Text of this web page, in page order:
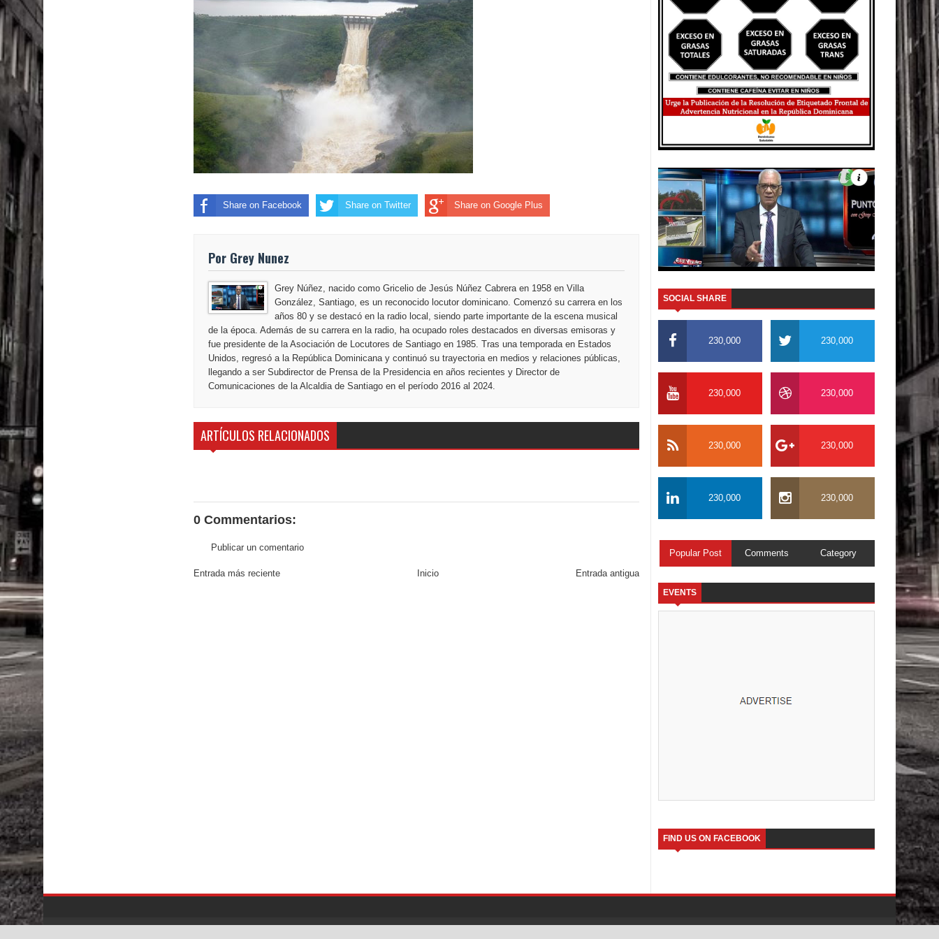
El PRM tendrá desde el próximo domingo una dirección de hombres
Share on Facebook Share on Twitter Share on Google Plus
Por Grey Nunez
Grey Núñez, nacido como Gricelio de Jesús Núñez Cabrera en 1958 en Villa
González, Santiago, es un reconocido locutor dominicano. Comenzó su carrera en los
años 80 y se destacó en la radio local, siendo parte importante de la escena musical
de la época. Además de su carrera en la radio, ha ocupado roles destacados en diversas emisoras y
fue presidente de la Asociación de Locutores de Santiago en 1985. Tras una temporada en Estados
Unidos, regresó a la República Dominicana y continuó su trayectoria en medios y relaciones públicas,
llegando a ser Subdirector de Prensa de la Presidencia en años recientes y Director de
Comunicaciones de la Alcaldia de Santiago en el período 2016 al 2024.
ARTÍCULOS RELACIONADOS
0 Commentarios:
Publicar un comentario
Entrada más reciente Entrada antigua
Inicio
SOCIAL SHARE
230,000 230,000
230,000 230,000
230,000 230,000
230,000 230,000
Popular Post Comments Category
EVENTS
FIND US ON FACEBOOK